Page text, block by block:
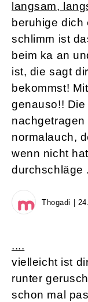
langsam,
beruhige dich
schlimm ist
beim ka an
ist, die sagt
bekommst!
genauso!!
normalauch,
wenn nicht
durchschläge
Thogadi |
....
vielleicht ist
runter
schon mal